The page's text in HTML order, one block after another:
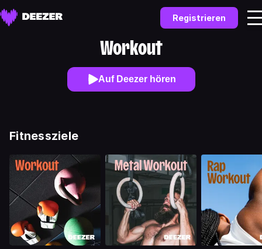
Registrieren
Workout
Auf Deezer hören
Fitnessziele